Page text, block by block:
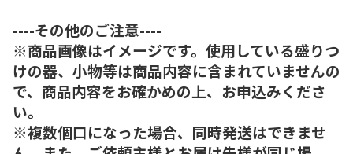
----その他のご注意----
※商品画像はイメージです。使用している盛りつ
けの器、小物等は商品内容に含まれていませんの
で、商品内容をお確かめの上、お申込みくださ
い。
※複数個口になった場合、同時発送はできませ